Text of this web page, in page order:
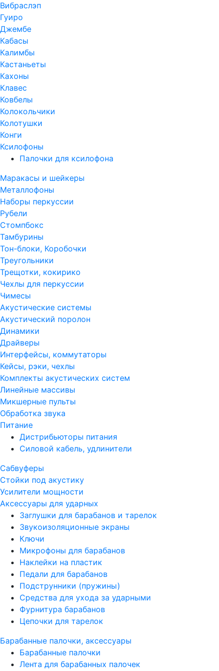
Вибраслэп
Гуиро
Джембе
Кабасы
Калимбы
Кастаньеты
Кахоны
Клавес
Ковбелы
Колокольчики
Колотушки
Конги
Ксилофоны
Палочки для ксилофона
Маракасы и шейкеры
Металлофоны
Наборы перкуссии
Рубели
Стомпбокс
Тамбурины
Тон-блоки, Коробочки
Треугольники
Трещотки, кокирико
Чехлы для перкуссии
Чимесы
Акустические системы
Акустический поролон
Динамики
Драйверы
Интерфейсы, коммутаторы
Кейсы, рэки, чехлы
Комплекты акустических систем
Линейные массивы
Микшерные пульты
Обработка звука
Питание
Дистрибьюторы питания
Силовой кабель, удлинители
Сабвуферы
Стойки под акустику
Усилители мощности
Аксессуары для ударных
Заглушки для барабанов и тарелок
Звукоизоляционные экраны
Ключи
Микрофоны для барабанов
Наклейки на пластик
Педали для барабанов
Подструнники (пружины)
Средства для ухода за ударными
Фурнитура барабанов
Цепочки для тарелок
Барабанные палочки, аксессуары
Барабанные палочки
Лента для барабанных палочек